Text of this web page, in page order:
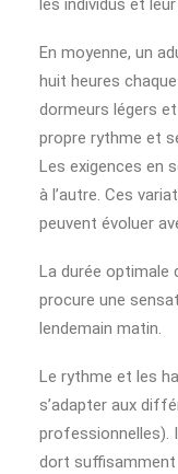
les individus et leur
En moyenne, un
huit heures
dormeurs légers
propre rythme et
Les exigences en
à l’autre. Ces
peuvent évoluer
La durée optimale
procure une
lendemain matin.
Le rythme et les
s’adapter aux
professionnelles).
dort suffisamment